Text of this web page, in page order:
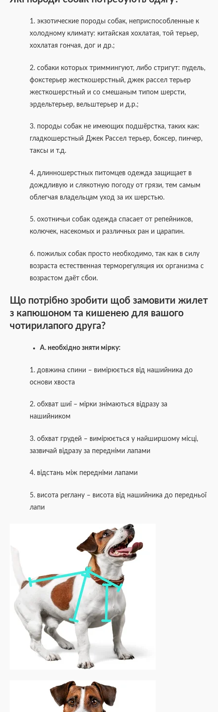
1. экзотические породы собак, неприспособленные к
холодному климату: китайская хохлатая, той терьер,
хохлатая гончая, дог и др.;
2. собаки которых триммингуют, либо стригут: пудель,
фокстерьер жесткошерстный, джек рассел терьер
жесткошерстный и со смешаным типом шерсти,
эрдельтерьер, вельштерьер и д.р.;
3. породы собак не имеющих подшёрстка, таких как:
гладкошерстный Джек Рассел терьер, боксер, пинчер,
таксы и т.д.
4. длинношерстных питомцев одежда защищает в
дождливую и слякотную погоду от грязи, тем самым
облегчая владельцам уход за их шерстью.
5. охотничьи собак одежда спасает от репейников,
колючек, насекомых и различных ран и царапин.
6. пожилых собак просто необходимо, так как в силу
возраста естественная терморегуляция их организма с
возрастом даёт сбои.
Що потрібно зробити щоб замовити жилет
з капюшоном та кишенею для вашого
чотирилапого друга?
А. необхідно зняти мірку:
1. довжина спини – вимірюється від нашийника до
основи хвоста
2. обхват шиї – мірки знімаються відразу за
нашийником
3. обхват грудей – вимірюється у найширшому місці,
зазвичай відразу за передніми лапами
4. відстань між передніми лапами
5. висота реглану – висота від нашийника до передньої
лапи